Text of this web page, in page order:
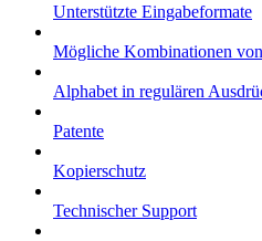
Unterstützte Eingabeformate
Mögliche Kombinationen
Alphabet in regulären
Patente
Kopierschutz
Technischer Support